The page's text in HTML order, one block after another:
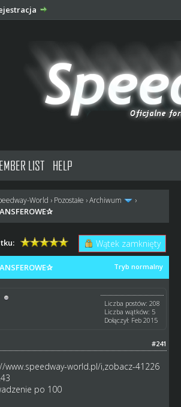
LIST HELP
World › Pozostałe ›Archiwum ›
Wątek zamknięty
Tryb normalny
Liczba postów: 208
Liczba wątków: 5
Dołączył: Feb 2015
#241
www.speedway-world.pl/i,zobacz-41226
po 100